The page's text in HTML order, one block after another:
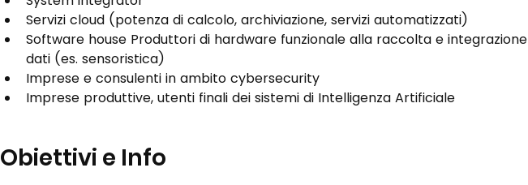
Servizi cloud (potenza di calcolo, archiviazione, servizi automatizzati)
Software house Produttori di hardware funzionale alla raccolta e integrazione
dati (es. sensoristica)
Imprese e consulenti in ambito cybersecurity
Imprese produttive, utenti finali dei sistemi di Intelligenza Artificiale
Obiettivi e Info